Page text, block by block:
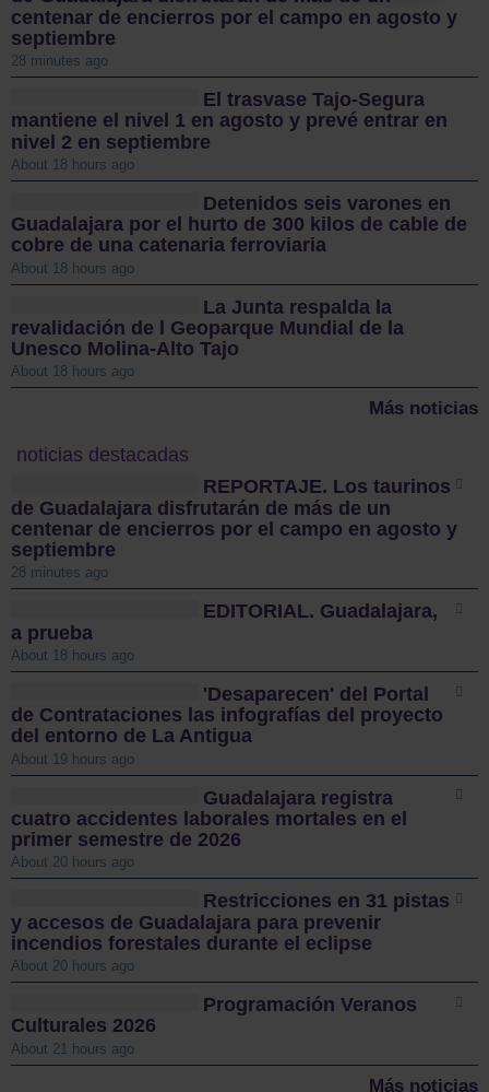
centenar de encierros por el campo en agosto y
septiembre
28 minutes ago
El trasvase Tajo-Segura
mantiene el nivel 1 en agosto y prevé entrar en
nivel 2 en septiembre
About 18 hours ago
Detenidos seis varones en
Guadalajara por el hurto de 300 kilos de cable de
cobre de una catenaria ferroviaria
About 18 hours ago
La Junta respalda la
revalidación de l Geoparque Mundial de la
Unesco Molina-Alto Tajo
About 18 hours ago
Más noticias
noticias destacadas
REPORTAJE. Los taurinos
de Guadalajara disfrutarán de más de un
centenar de encierros por el campo en agosto y
septiembre
28 minutes ago
EDITORIAL. Guadalajara,
a prueba
About 18 hours ago
'Desaparecen' del Portal
de Contrataciones las infografías del proyecto
del entorno de La Antigua
About 19 hours ago
Guadalajara registra
cuatro accidentes laborales mortales en el
primer semestre de 2026
About 20 hours ago
Restricciones en 31 pistas
y accesos de Guadalajara para prevenir
incendios forestales durante el eclipse
About 20 hours ago
Programación Veranos
Culturales 2026
About 21 hours ago
Más noticias